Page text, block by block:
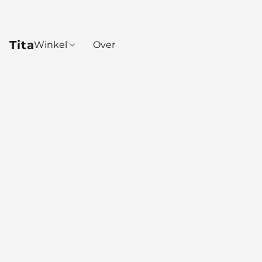
TitaWinkel Over